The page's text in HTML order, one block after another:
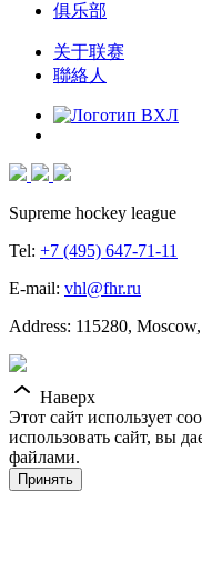
俱乐部
关于联赛
聯絡人
Supreme hockey league
Tel: +7 (495) 647-71-11
E-mail: vhl@fhr.ru
Address: 115280,
Наверх
Этот сайт использует
использовать сайт, вы
файлами.
Принять